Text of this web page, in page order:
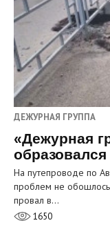
ДЕЖУРНАЯ ГРУППА
«Дежурная
На путепроводе по
проблем не
провал в…
1650